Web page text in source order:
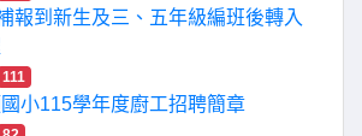
報到新生及三、五年級編班後轉入
111
小115學年度廚工招聘簡章